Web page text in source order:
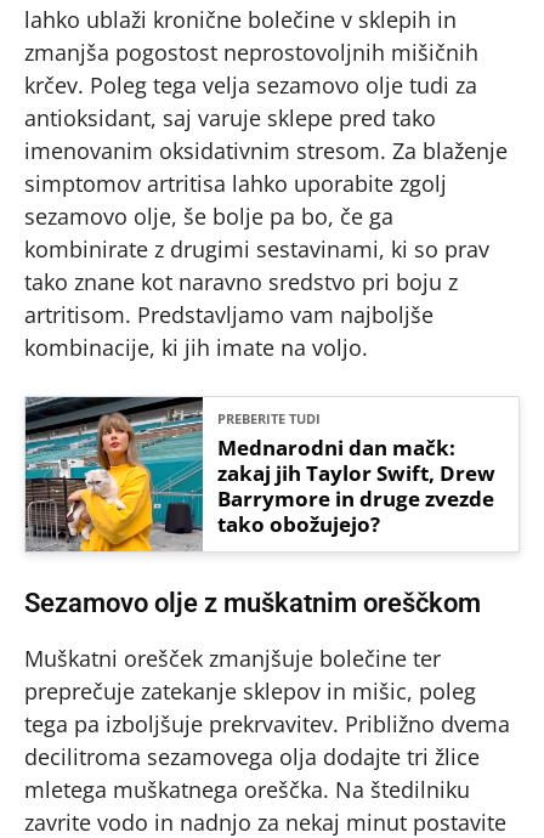
lahko ublaži kronične bolečine v sklepih in
zmanjša pogostost neprostovoljnih mišičnih
krčev. Poleg tega velja sezamovo olje tudi za
antioksidant, saj varuje sklepe pred tako
imenovanim oksidativnim stresom. Za blaženje
simptomov artritisa lahko uporabite zgolj
sezamovo olje, še bolje pa bo, če ga
kombinirate z drugimi sestavinami, ki so prav
tako znane kot naravno sredstvo pri boju z
artritisom. Predstavljamo vam najboljše
kombinacije, ki jih imate na voljo.
PREBERITE TUDI
Mednarodni dan mačk:
zakaj jih Taylor Swift, Drew
Barrymore in druge zvezde
tako obožujejo?
Sezamovo olje z muškatnim oreščkom
Muškatni orešček zmanjšuje bolečine ter
preprečuje zatekanje sklepov in mišic, poleg
tega pa izboljšuje prekrvavitev. Približno dvema
decilitroma sezamovega olja dodajte tri žlice
mletega muškatnega oreščka. Na štedilniku
zavrite vodo in nadnjo za nekaj minut postavite